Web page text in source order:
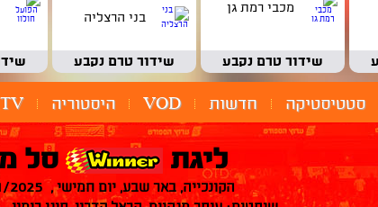
מכבי רמת גן
שידור טרם נקבע
בני הרצליה
שידור טרם נקבע
סטטיסטיקה חדשות VOD היסטוריה
ליגת סל
הקונכייה, באר שבע, יום חמישי , 20/11/2025, 18:45